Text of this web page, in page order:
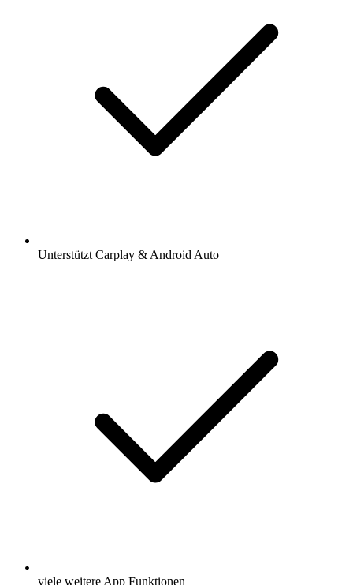
Unterstützt Carplay & Android Auto
viele weitere App Funktionen